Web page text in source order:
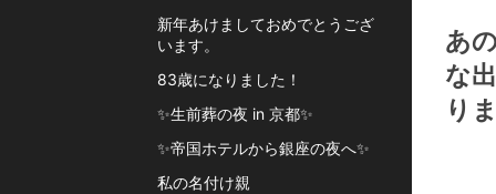
あ
な
り
新年あけましておめでとうござ
います。
83歳になりました！
✨生前葬の夜 in 京都✨
✨帝国ホテルから銀座の夜へ✨
私の名付け親